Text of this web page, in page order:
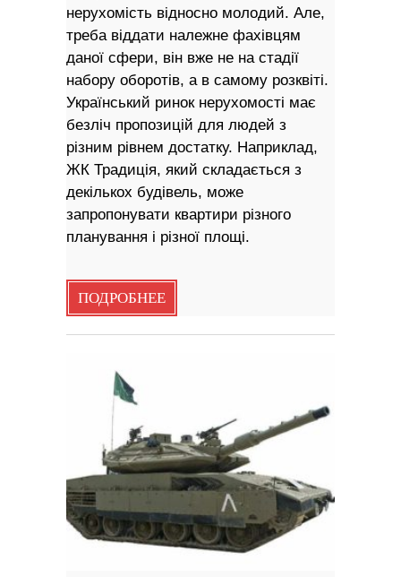
нерухомість відносно молодий. Але,
треба віддати належне фахівцям
даної сфери, він вже не на стадії
набору оборотів, а в самому розквіті.
Український ринок нерухомості має
безліч пропозицій для людей з
різним рівнем достатку. Наприклад,
ЖК Традиція, який складається з
декількох будівель, може
запропонувати квартири різного
планування і різної площі.
ПОДРОБНЕЕ